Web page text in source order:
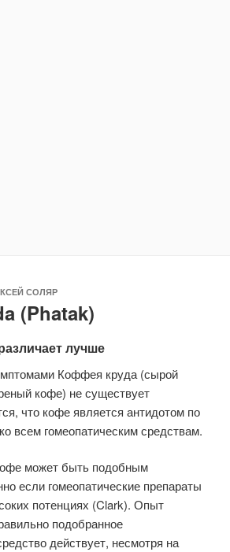
СОЛЯР
(Phatak)
лучше
Коффея круда (сырой
кофе) не существует
что кофе является антидотом по
всем гомеопатическим средствам.
может быть подобным
если гомеопатические препараты
потенциях (Clark). Опыт
подобранное
действует, несмотря на